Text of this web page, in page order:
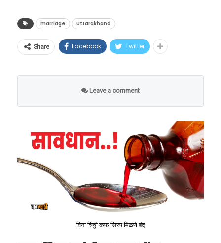
पोर्टलद्वारे दिल्या जाणाऱ्या सेवांमध्ये विवाह, घटस्फोट
आणि लिव्ह-इन नोंदणी, लिव्ह-इन संबंधांची समाप्ती,
विहित वारसा आणि कायदेशीर वारसांची घोषणा,
मृत्युपत्रातील उत्तराधिकार, अर्ज नाकारल्यास अपील,
माहितीचा प्रवेश आणि तक्रार नोंदणी यांचा समावेश
आहे.
लग्नाला किंवा लिव्ह-इन रिलेशनशिपला आक्षेप घेणारी
marriage Uttarakhand
Share Facebook Twitter
Leave a comment
विना चिठ्ठी कफ सिरप मिळणे बंद